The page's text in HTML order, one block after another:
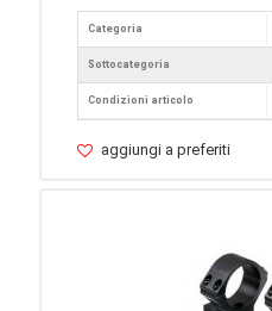
Categoria
Sottocategoria
Condizioni articolo
aggiungi a preferiti